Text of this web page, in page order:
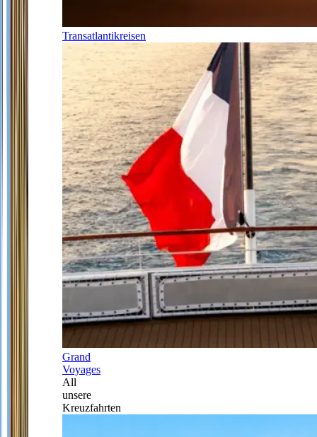
Transatlantikreisen
Grand
Voyages
All
unsere
Kreuzfahrten